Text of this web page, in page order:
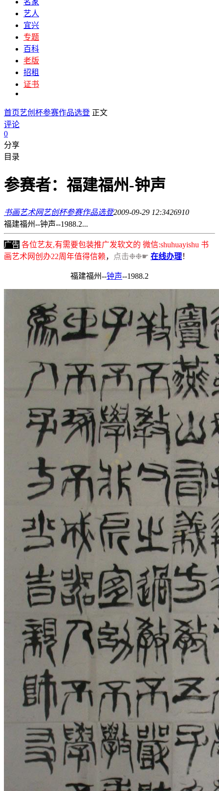
艺人
宜兴
专题
百科
老版
招租
证书
首页艺创杯参赛作品选登 正文
评论
0
分享
目录
参赛者：福建福州-钟声
书画艺术网艺创杯参赛作品选登2009-09-29 12:3426910
福建福州--钟声--1988.2...
广告 各位艺友,有需要包装推广发软文的 微信:shuhuayishu 书
画艺术网创办22周年值得信赖， 点击❉❉☛ 在线办理！
福建福州--钟声--1988.2